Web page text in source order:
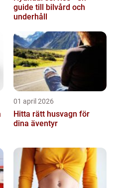
guide till bilvård och
underhåll
01 april 2026
Hitta rätt husvagn för
dina äventyr